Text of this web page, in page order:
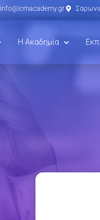
info@icmacademy.gr
Η Ακαδημία